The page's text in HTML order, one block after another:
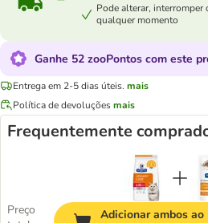
Pode alterar, interromper
qualquer momento
Ganhe 52 zooPontos com este
Entrega em 2-5 dias úteis. mais
Política de devoluçõesmais
Frequentemente
Preço
Adicionar ambos ao